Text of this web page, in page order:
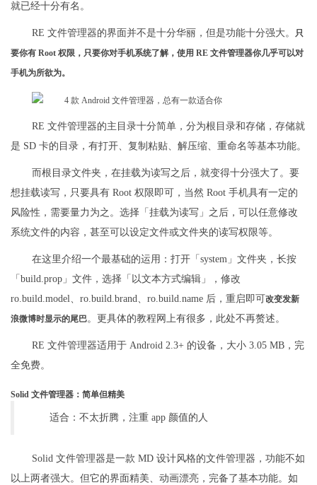
就已经十分有名。
RE 文件管理器的界面并不是十分华丽，但是功能十分强大。
只
要你有 Root 权限，只要你对手机系统了解，使用 RE 文件管理器你几乎可以对
手机为所欲为。
RE 文件管理器的主目录十分简单，分为根目录和存储，存储就
是 SD 卡的目录，有打开、复制粘贴、解压缩、重命名等基本功能。
而根目录文件夹，在挂载为读写之后，就变得十分强大了。要
想挂载读写，只要具有 Root 权限即可，当然 Root 手机具有一定的
风险性，需要量力为之。选择「挂载为读写」之后，可以任意修改
系统文件的内容，甚至可以设定文件或文件夹的读写权限等。
在这里介绍一个最基础的运用：打开「system」文件夹，长按
「build.prop」文件，选择「以文本方式编辑」，修改
ro.build.model、ro.build.brand、ro.build.name 后，重启即可改变发新
浪微博时显示的尾巴。更具体的教程网上有很多，此处不再赘述。
RE 文件管理器适用于 Android 2.3+ 的设备，大小 3.05 MB，完
全免费。
Solid 文件管理器：简单但精美
适合：不太折腾，注重 app 颜值的人
Solid 文件管理器是一款 MD 设计风格的文件管理器，功能不如
以上两者强大。但它的界面精美、动画漂亮，完备了基本功能。如